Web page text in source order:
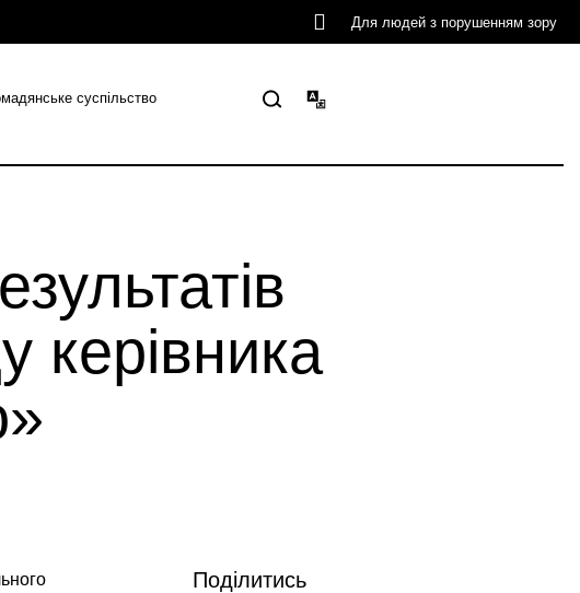
Для людей з порушенням зору
суспільство
керівника
Поділитись